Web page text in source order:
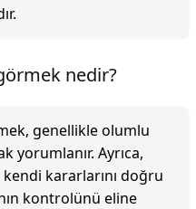
nedir?
genellikle olumlu
yorumlanır. Ayrıca,
kararlarını doğru
kontrolünü eline